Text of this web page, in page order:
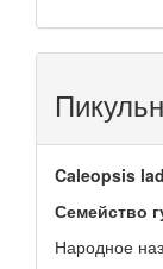
Caleopsis
Семейство
Народное